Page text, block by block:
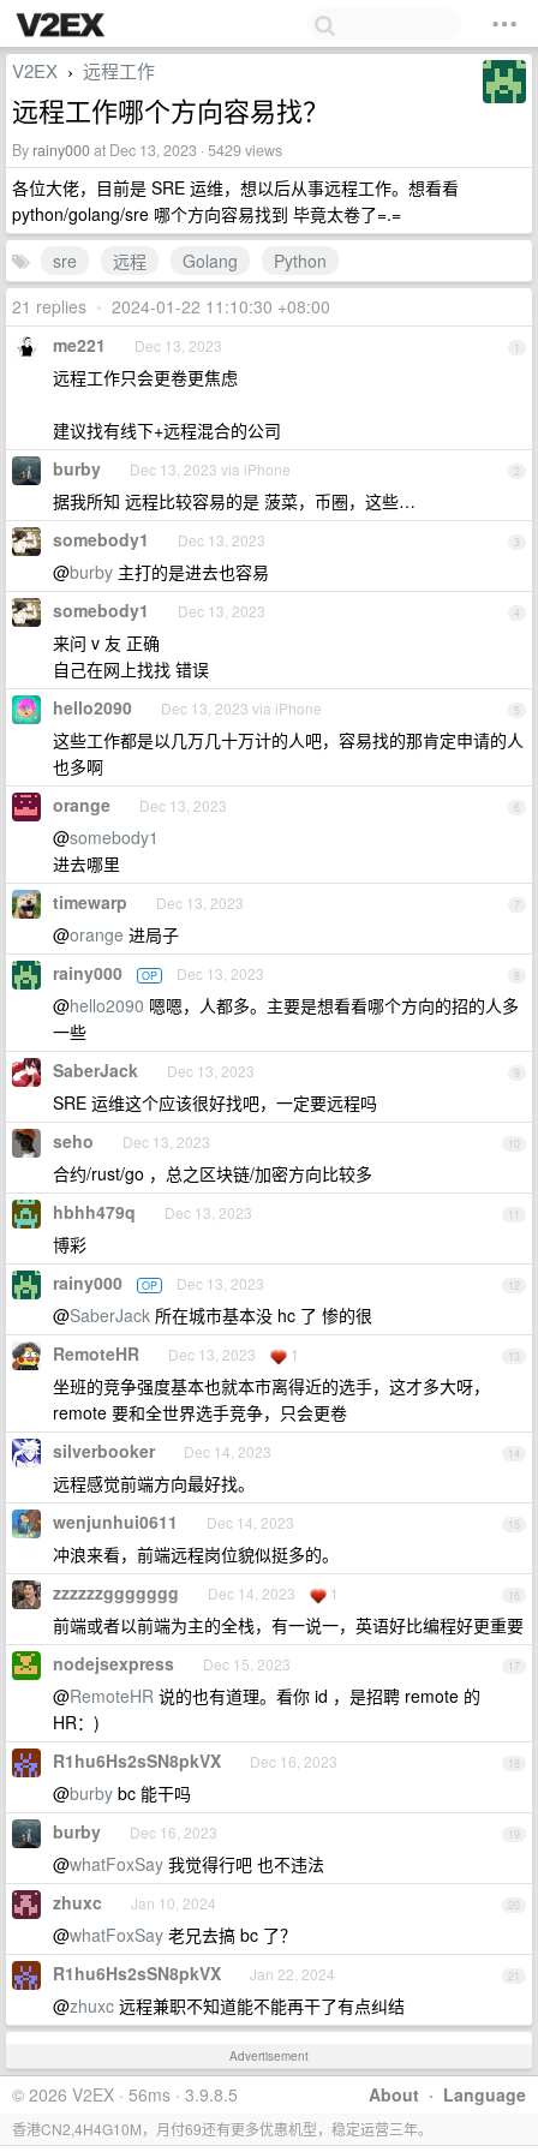
V2EX › 远程工作
远程工作哪个方向容易找？
By rainy000at Dec 13, 2023 · 5429 views
各位大佬，目前是 SRE 运维，想以后从事远程工作。想看看
python/golang/sre 哪个方向容易找到 毕竟太卷了=.=
sre
远程 Golang
Python
21 replies • 2024-01-22 11:10:30 +08:00
1
me221 Dec 13, 2023
远程工作只会更卷更焦虑
建议找有线下+远程混合的公司
2
burby Dec 13, 2023 via iPhone
据我所知 远程比较容易的是 菠菜，币圈，这些…
3
somebody1 Dec 13, 2023
@burby 主打的是进去也容易
4
somebody1 Dec 13, 2023
来问 v 友 正确
自己在网上找找 错误
5
hello2090 Dec 13, 2023 via iPhone
这些工作都是以几万几十万计的人吧，容易找的那肯定申请的人
也多啊
6
orange Dec 13, 2023
@somebody1
进去哪里
7
timewarp Dec 13, 2023
@orange 进局子
8
rainy000 OP Dec 13, 2023
@hello2090 嗯嗯，人都多。主要是想看看哪个方向的招的人多
一些
9
SaberJack Dec 13, 2023
SRE 运维这个应该很好找吧，一定要远程吗
10
seho Dec 13, 2023
合约/rust/go ，总之区块链/加密方向比较多
11
hbhh479q Dec 13, 2023
博彩
12
rainy000 OP Dec 13, 2023
@SaberJack 所在城市基本没 hc 了 惨的很
13
RemoteHR Dec 13, 2023 1
坐班的竞争强度基本也就本市离得近的选手，这才多大呀，
remote 要和全世界选手竞争，只会更卷
14
silverbooker Dec 14, 2023
远程感觉前端方向最好找。
15
wenjunhui0611 Dec 14, 2023
冲浪来看，前端远程岗位貌似挺多的。
16
zzzzzzggggggg Dec 14, 2023 1
前端或者以前端为主的全栈，有一说一，英语好比编程好更重要
17
nodejsexpress Dec 15, 2023
@RemoteHR 说的也有道理。看你 id ，是招聘 remote 的
HR：)
18
R1hu6Hs2sSN8pkVX Dec 16, 2023
@burby bc 能干吗
19
burby Dec 16, 2023
@whatFoxSay 我觉得行吧 也不违法
20
zhuxc Jan 10, 2024
@whatFoxSay 老兄去搞 bc 了？
21
R1hu6Hs2sSN8pkVX Jan 22, 2024
@zhuxc 远程兼职不知道能不能再干了有点纠结
Advertisement
About · Language
© 2026 V2EX · 56ms · 3.9.8.5
香港CN2,4H4G10M，月付69还有更多优惠机型，稳定运营三年。